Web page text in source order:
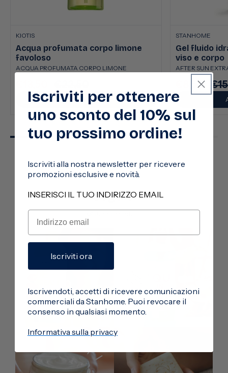
KIOTIS
Acqua profumata corpo limone
favoloso
ACQUA PROFUMATA CORPO LIMONE
scontato di
AGGIUNGI
STANHOME
Gel fluido
viso e corpo
AFTER SUN
Prezzo
scontato
€8,50
di
Seguici
Iscriviti per ottenere
uno sconto del 10% sul
tuo prossimo ordine!
Iscriviti alla nostra newsletter per ricevere
promozioni esclusive e novità.
INSERISCI IL TUO INDIRIZZO EMAIL
Iscriviti ora
Iscrivendoti, accetti di ricevere comunicazioni
commerciali da Stanhome. Puoi revocare il
consenso in qualsiasi momento.
Informativa sulla privacy